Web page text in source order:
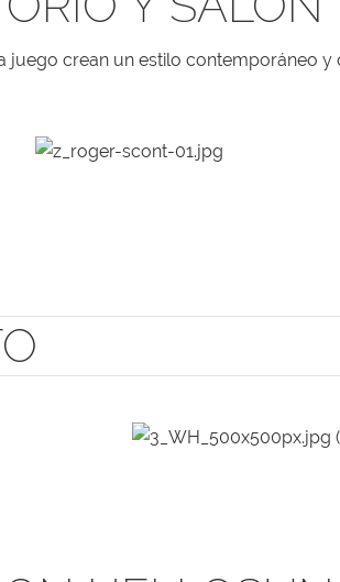
juego crean un estilo contemporáneo